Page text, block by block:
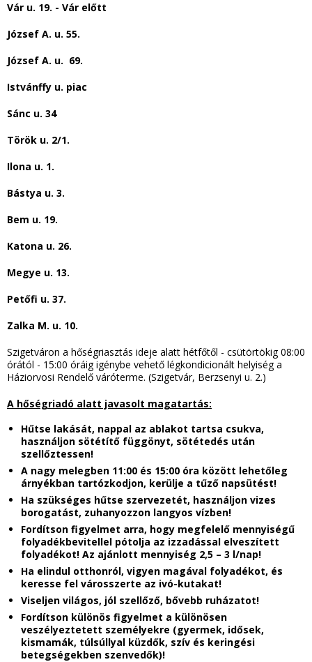
Vár u. 19. - Vár előtt
József A. u. 55.
József A. u. 69.
Istvánffy u. piac
Sánc u. 34
Török u. 2/1.
Ilona u. 1.
Bástya u. 3.
Bem u. 19.
Katona u. 26.
Megye u. 13.
Petőfi u. 37.
Zalka M. u. 10.
Szigetváron a hőségriasztás ideje alatt hétfőtől - csütörtökig 08:00
órától - 15:00 óráig igénybe vehető légkondicionált helyiség a
Háziorvosi Rendelő váróterme. (Szigetvár, Berzsenyi u. 2.)
A hőségriadó alatt javasolt magatartás:
Hűtse lakását, nappal az ablakot tartsa csukva,
használjon sötétítő függönyt, sötétedés után
szellőztessen!
A nagy melegben 11:00 és 15:00 óra között lehetőleg
árnyékban tartózkodjon, kerülje a tűző napsütést!
Ha szükséges hűtse szervezetét, használjon vizes
borogatást, zuhanyozzon langyos vízben!
Fordítson figyelmet arra, hogy megfelelő mennyiségű
folyadékbevitellel pótolja az izzadással elveszített
folyadékot! Az ajánlott mennyiség 2,5 – 3 l/nap!
Ha elindul otthonról, vigyen magával folyadékot, és
keresse fel városszerte az ivó-kutakat!
Viseljen világos, jól szellőző, bővebb ruházatot!
Fordítson különös figyelmet a különösen
veszélyeztetett személyekre (gyermek, idősek,
kismamák, túlsúllyal küzdők, szív és keringési
betegségekben szenvedők)!